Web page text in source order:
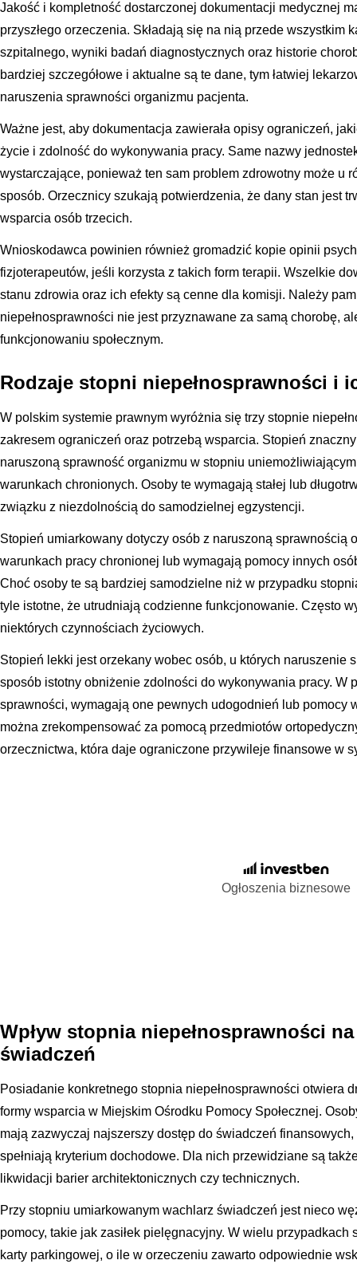
Jakość i kompletność dostarczonej dokumentacji medycznej
przyszłego orzeczenia. Składają się na nią przede wszystkim
szpitalnego, wyniki badań diagnostycznych oraz historie
bardziej szczegółowe i aktualne są te dane, tym łatwiej
naruszenia sprawności organizmu pacjenta.
Ważne jest, aby dokumentacja zawierała opisy ograniczeń,
życie i zdolność do wykonywania pracy. Same nazwy
wystarczające, ponieważ ten sam problem zdrowotny może u
sposób. Orzecznicy szukają potwierdzenia, że dany stan jest
wsparcia osób trzecich.
Wnioskodawca powinien również gromadzić kopie opinii
fizjoterapeutów, jeśli korzysta z takich form terapii. Wszelkie
stanu zdrowia oraz ich efekty są cenne dla komisji. Należy
niepełnosprawności nie jest przyznawane za samą chorobę,
funkcjonowaniu społecznym.
Rodzaje stopni niepełnosprawności i
W polskim systemie prawnym wyróżnia się trzy stopnie
zakresem ograniczeń oraz potrzebą wsparcia. Stopień
naruszoną sprawność organizmu w stopniu
warunkach chronionych. Osoby te wymagają stałej lub
związku z niezdolnością do samodzielnej egzystencji.
Stopień umiarkowany dotyczy osób z naruszoną sprawnością
warunkach pracy chronionej lub wymagają pomocy innych
Choć osoby te są bardziej samodzielne niż w przypadku
tyle istotne, że utrudniają codzienne funkcjonowanie. Często
niektórych czynnościach życiowych.
Stopień lekki jest orzekany wobec osób, u których naruszenie
sposób istotny obniżenie zdolności do wykonywania pracy. W
sprawności, wymagają one pewnych udogodnień lub pomocy
można zrekompensować za pomocą przedmiotów
orzecznictwa, która daje ograniczone przywileje finansowe w
Ogłoszenia biznesowe
Wpływ stopnia niepełnosprawności
świadczeń
Posiadanie konkretnego stopnia niepełnosprawności otwiera
formy wsparcia w Miejskim Ośrodku Pomocy Społecznej.
mają zazwyczaj najszerszy dostęp do świadczeń finansowych,
spełniają kryterium dochodowe. Dla nich przewidziane są
likwidacji barier architektonicznych czy technicznych.
Przy stopniu umiarkowanym wachlarz świadczeń jest nieco
pomocy, takie jak zasiłek pielęgnacyjny. W wielu
karty parkingowej, o ile w orzeczeniu zawarto odpowiednie